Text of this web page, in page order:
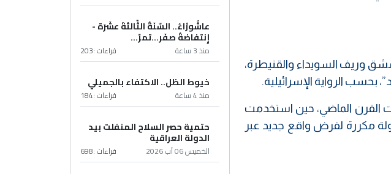
وريف السويداء والقنيطرة،
بحسب الرواية الإسرائيلية.
القرن الماضي، حين استخدمت
مكررة لفرض واقع جديد عبر
عاشُورْاءُ.. السّنَةُ الثّالثةَ عشَرَة -
إِنتفاضةُ صفَر…تمرّ...
منذ 3 ساعة قراءات :203
خيوط الظل.. الاكتفاء بالجميلي
منذ 4 ساعة قراءات :184
حتمية حصر السلاح المنفلت بيد
الدولة العراقية
الخميس 06 آب 2026 قراءات :698